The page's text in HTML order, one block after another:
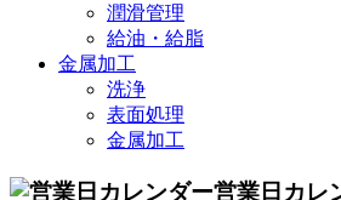
潤滑管理
給油・給脂
金属加工
洗浄
表面処理
金属加工
営業日カレ